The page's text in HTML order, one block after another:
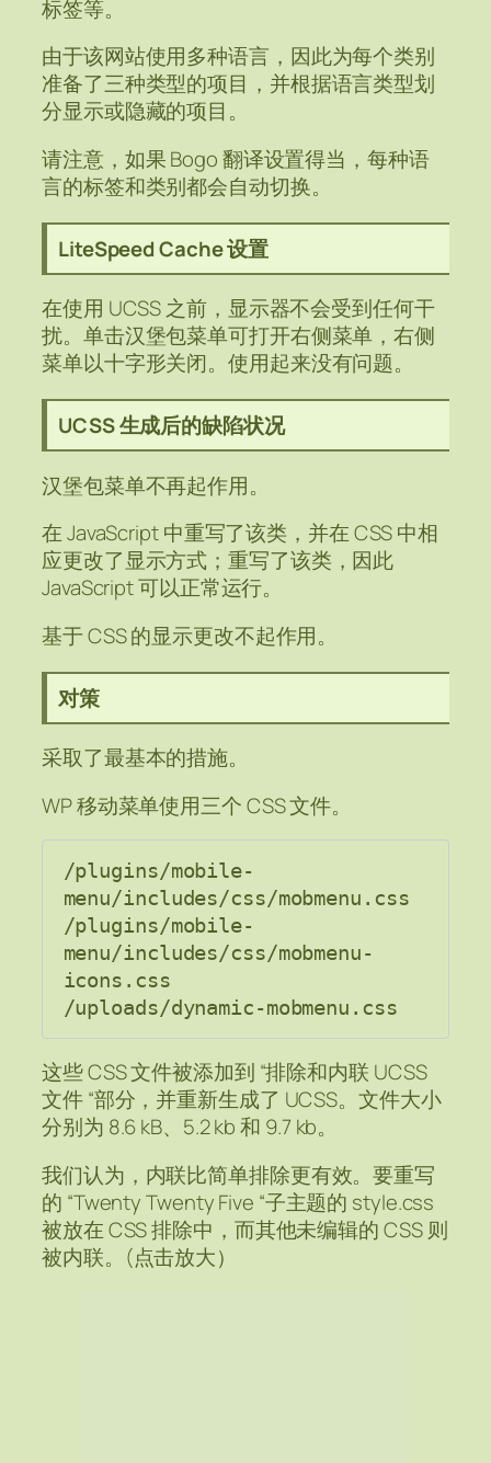
标签等。
由于该网站使用多种语言，因此为每个类别
准备了三种类型的项目，并根据语言类型划
分显示或隐藏的项目。
请注意，如果 Bogo 翻译设置得当，每种语
言的标签和类别都会自动切换。
LiteSpeed Cache 设置
在使用 UCSS 之前，显示器不会受到任何干
扰。单击汉堡包菜单可打开右侧菜单，右侧
菜单以十字形关闭。使用起来没有问题。
UCSS 生成后的缺陷状况
汉堡包菜单不再起作用。
在 JavaScript 中重写了该类，并在 CSS 中相
应更改了显示方式；重写了该类，因此
JavaScript 可以正常运行。
基于 CSS 的显示更改不起作用。
对策
采取了最基本的措施。
WP 移动菜单使用三个 CSS 文件。
/plugins/mobile-
menu/includes/css/mobmenu.css
/plugins/mobile-
menu/includes/css/mobmenu-
icons.css
/uploads/dynamic-mobmenu.css
这些 CSS 文件被添加到 “排除和内联 UCSS
文件 “部分，并重新生成了 UCSS。文件大小
分别为 8.6 kB、5.2 kb 和 9.7 kb。
我们认为，内联比简单排除更有效。要重写
的 “Twenty Twenty Five “子主题的 style.css
被放在 CSS 排除中，而其他未编辑的 CSS 则
被内联。(点击放大）